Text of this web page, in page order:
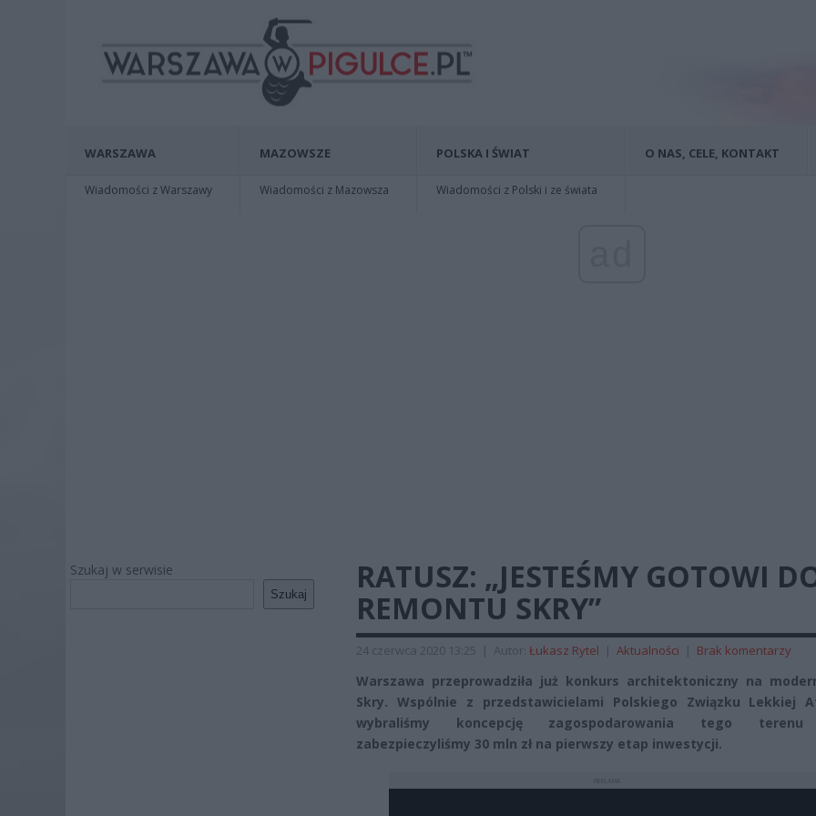
WARSZAWA
Wiadomości z Warszawy
MAZOWSZE
Wiadomości z Mazowsza
POLSKA I ŚWIAT
Wiadomości z Polski i ze świata
O NAS, CELE, KONTAKT
Szukaj w serwisie
Szukaj
RATUSZ: „JESTEŚMY GOTOWI
REMONTU SKRY”
24 czerwca 2020 13:25 | Autor: Łukasz Rytel | Aktualności | Brak komentarzy
Warszawa przeprowadziła już konkurs architektoniczny na
Skry. Wspólnie z przedstawicielami Polskiego Związku Lekkiej
wybraliśmy koncepcję zagospodarowania tego
zabezpieczyliśmy 30 mln zł na pierwszy etap inwestycji.